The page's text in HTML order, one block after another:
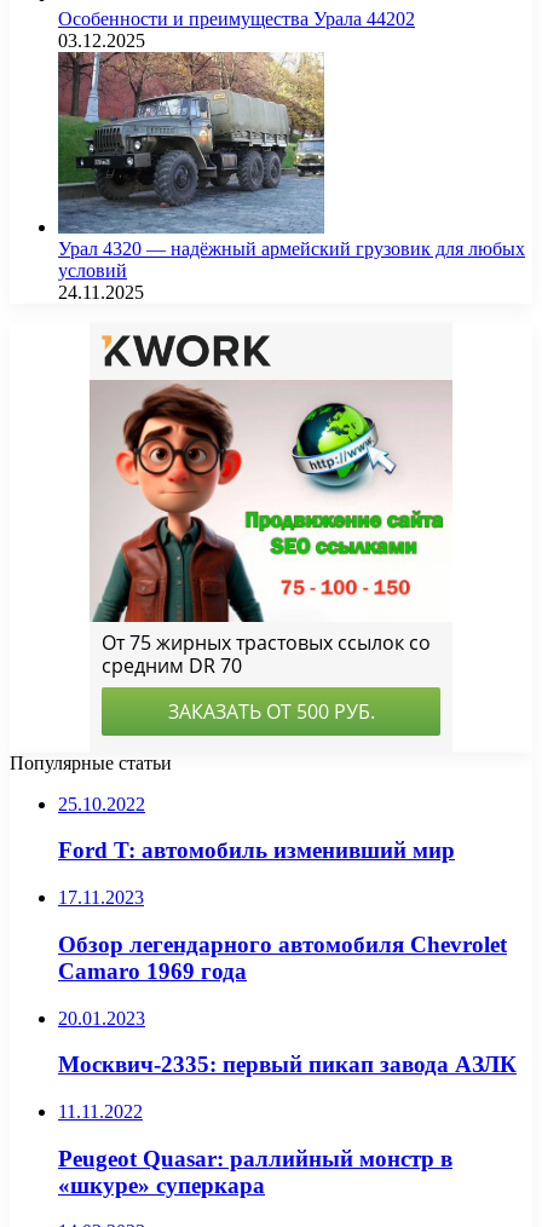
Особенности и преимущества Урала 44202
03.12.2025
Урал 4320 — надёжный армейский грузовик для любых
условий
24.11.2025
Популярные статьи
25.10.2022
Ford T: автомобиль изменивший мир
17.11.2023
Обзор легендарного автомобиля Chevrolet
Camaro 1969 года
20.01.2023
Москвич-2335: первый пикап завода АЗЛК
11.11.2022
Peugeot Quasar: раллийный монстр в
«шкуре» суперкара